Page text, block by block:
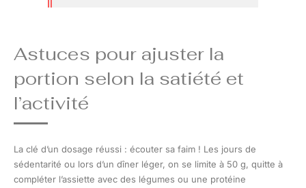
Astuces pour ajuster la
portion selon la satiété et
l’activité
La clé d’un dosage réussi : écouter sa faim ! Les jours de
sédentarité ou lors d’un dîner léger, on se limite à 50 g, quitte à
compléter l’assiette avec des légumes ou une protéine